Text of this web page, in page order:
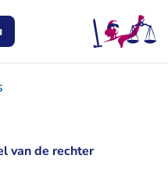
van de rechter